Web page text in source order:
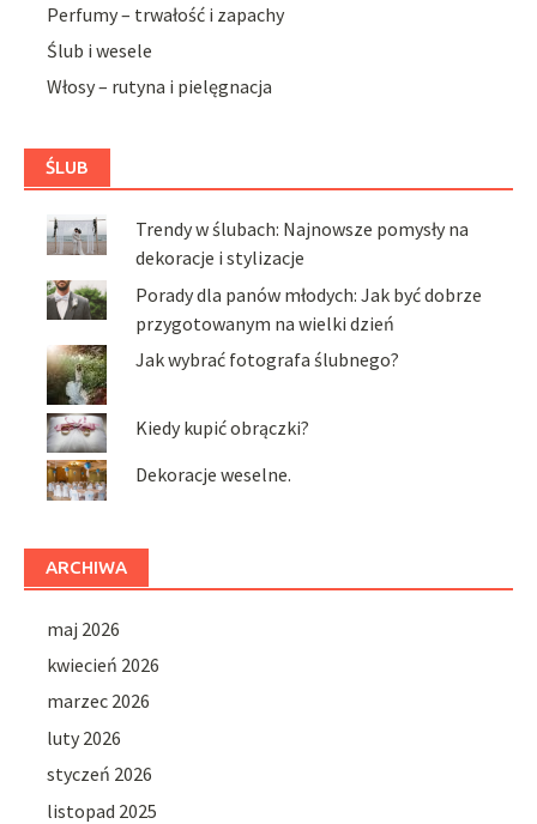
Perfumy – trwałość i zapachy
Ślub i wesele
Włosy – rutyna i pielęgnacja
ŚLUB
Trendy w ślubach: Najnowsze pomysły na
dekoracje i stylizacje
Porady dla panów młodych: Jak być dobrze
przygotowanym na wielki dzień
Jak wybrać fotografa ślubnego?
Kiedy kupić obrączki?
Dekoracje weselne.
ARCHIWA
maj 2026
kwiecień 2026
marzec 2026
luty 2026
styczeń 2026
listopad 2025